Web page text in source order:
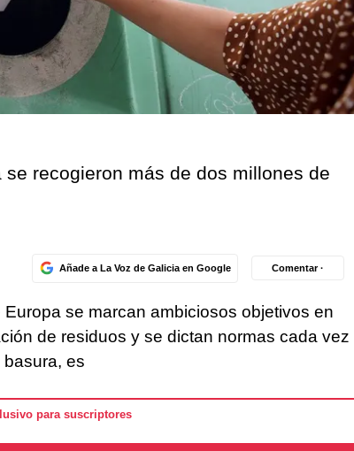
recogieron más de dos millones de
Añade a La Voz de Galicia en Google Comentar ·
se marcan ambiciosos objetivos en
de residuos y se dictan normas cada vez
es
para suscriptores